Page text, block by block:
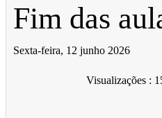
Fim das
Sexta-feira, 12 junho 2026
Visualizações: